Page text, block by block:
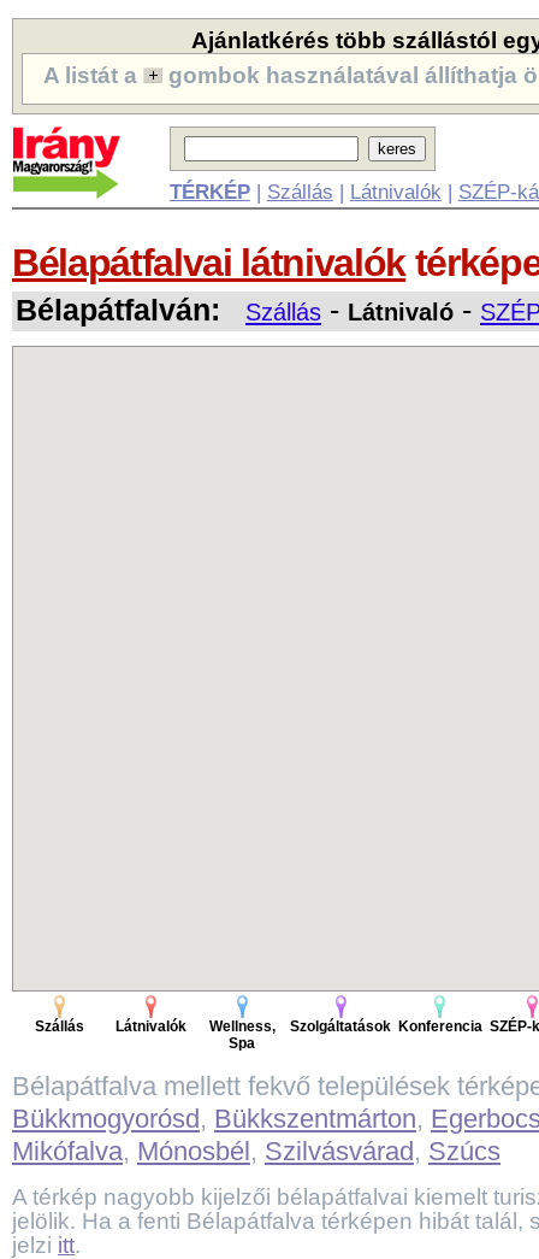
Ajánlatkérés több szállástól
A listát a
gombok használatával állíthatja
TÉRKÉP| Szállás | Látnivalók | SZÉP-
Bélapátfalvai látnivalók
Bélapátfalván: Szállás - Látnivaló -
Szállás Látnivalók
Wellness,
Spa
Szolgáltatások Konferencia SZÉP-
Bélapátfalva mellett fekvő települések
Bükkmogyorósd, Bükkszentmárton,
Mikófalva, Mónosbél, Szilvásvárad, Szúcs
A térkép nagyobb kijelzői bélapátfalvai kiemelt
jelölik. Ha a fenti Bélapátfalva térképen hibát talál,
jelzi itt.